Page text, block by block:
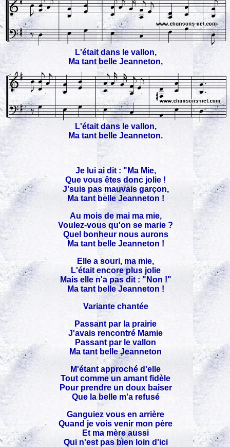
L'était dans le vallon,
Ma tant belle Jeanneton,
L'était dans le vallon,
Ma tant belle Jeanneton.
Je lui ai dit : "Ma Mie,
Que vous êtes donc jolie !
J'suis pas mauvais garçon,
Ma tant belle Jeanneton !
Au mois de mai ma mie,
Voulez-vous qu'on se marie ?
Quel bonheur nous aurons
Ma tant belle Jeanneton !
Elle a souri, ma mie,
L'était encore plus jolie
Mais elle n'a pas dit : "Non !"
Ma tant belle Jeanneton !
Variante chantée
Passant par la prairie
J'avais rencontré Mamie
Passant par le vallon
Ma tant belle Jeanneton
M'étant approché d'elle
Tout comme un amant fidèle
Pour prendre un doux baiser
Que la belle m'a refusé
Ganguiez vous en arrière
Quand je vois venir mon père
Et ma mère aussi
Qui n'est pas bien loin d'ici